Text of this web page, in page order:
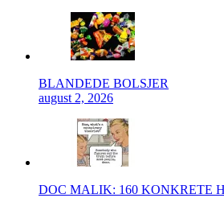
BLANDEDE BOLSJER
august 2, 2026
DOC MALIK: 160 KONKRETE